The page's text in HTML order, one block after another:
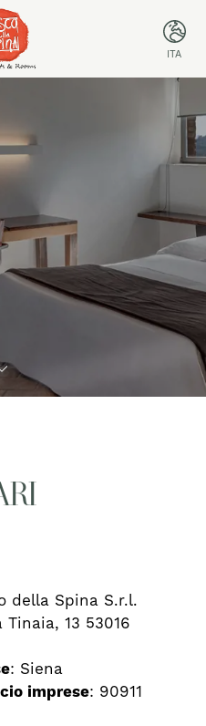
ITA
ITA
della Spina S.r.l.
Tinaia, 13 53016
: Siena
imprese: 90911